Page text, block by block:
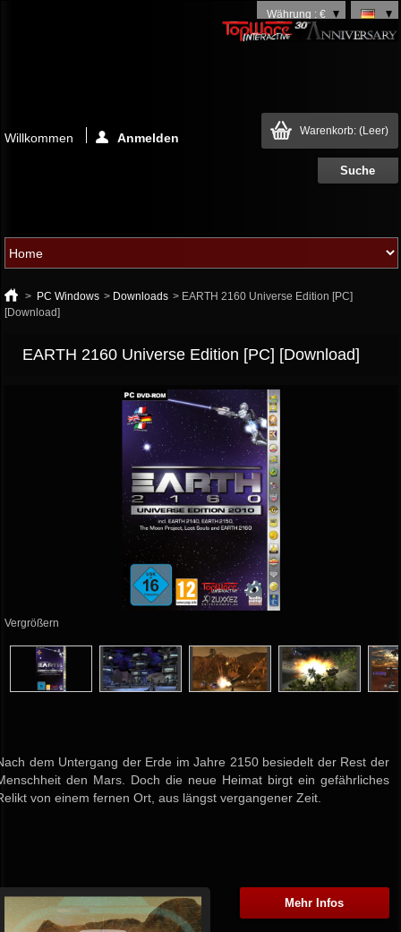
Währung : €
Warenkorb: (Leer)
Willkommen Anmelden
> PC Windows > Downloads > EARTH 2160 Universe Edition [PC]
[Download]
EARTH 2160 Universe Edition [PC] [Download]
Vergrößern
dem Untergang der Erde im Jahre 2150 besiedelt der Rest der
den Mars. Doch die neue Heimat birgt ein gefährliches
von einem fernen Ort, aus längst vergangener Zeit.
Mehr Infos